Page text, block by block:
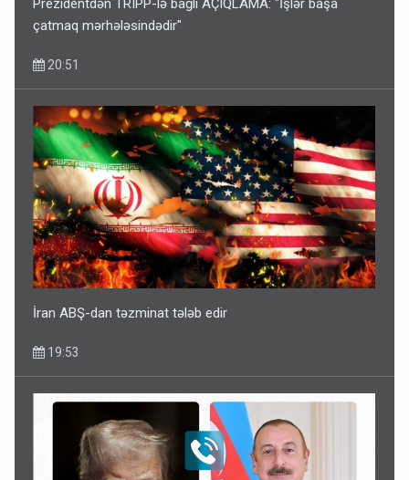
Prezidentdən TRIPP-lə bağlı AÇIQLAMA: "İşlər başa
çatmaq mərhələsindədir"
20:51
İran ABŞ-dan təzminat tələb edir
19:53